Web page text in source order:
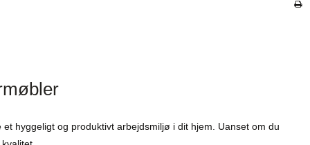
hyggeligt og produktivt arbejdsmiljø i dit hjem. Uanset om du